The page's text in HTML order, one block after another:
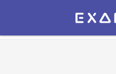
Экзамер — ЕГЭ 2027